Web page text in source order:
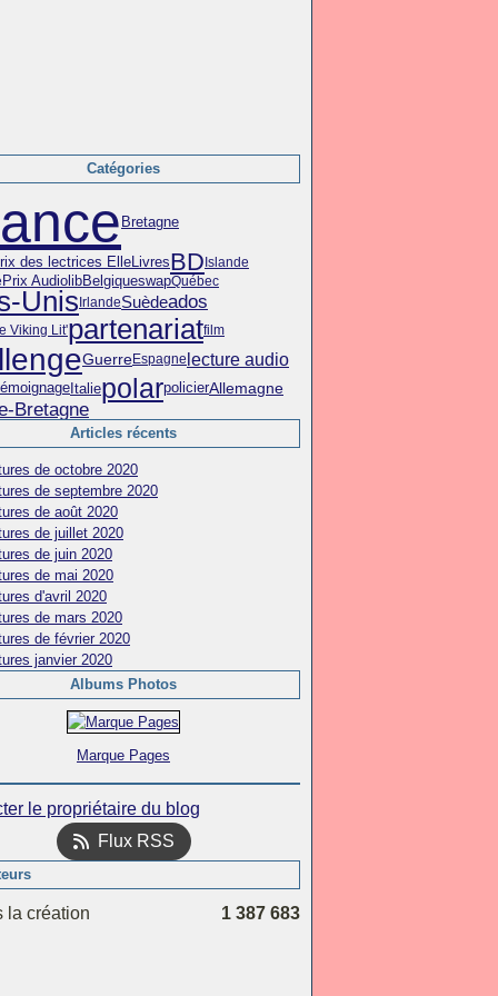
Catégories
Bretagne
des lectrices ElleLivresBDIslande
Prix AudiolibBelgiqueswapQuébec
UnisIrlandeSuèdeados
Viking Lit'partenariatfilm
GuerreEspagne lecture audio
ItaliepolarpolicierAllemagne
Bretagne
Articles récents
de octobre 2020
de septembre 2020
de août 2020
de juillet 2020
de juin 2020
de mai 2020
d'avril 2020
de mars 2020
de février 2020
janvier 2020
Albums Photos
Marque Pages
le propriétaire du blog
Flux RSS
la création 1 387 683